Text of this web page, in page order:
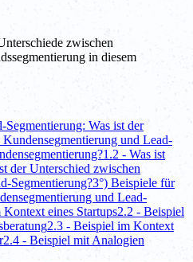
zwischen
in diesem
Was ist der
und Lead-
1.2 - Was ist
der Unterschied zwischen
Segmentierung?3°) Beispiele für
und Lead-
eines Startups2.2 - Beispiel
2.3 - Beispiel im Kontext
2.4 - Beispiel mit Analogien